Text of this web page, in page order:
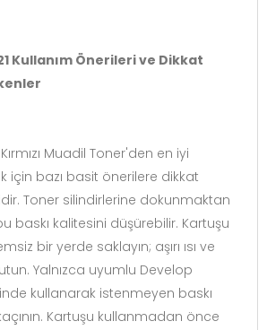
Kullanım Önerileri ve Dikkat
Muadil Toner'den en iyi
için bazı basit önerilere dikkat
Toner silindirlerine dokunmaktan
baskı kalitesini düşürebilir. Kartuşu
bir yerde saklayın; aşırı ısı ve
Yalnızca uyumlu Develop
kullanarak istenmeyen baskı
Kartuşu kullanmadan önce